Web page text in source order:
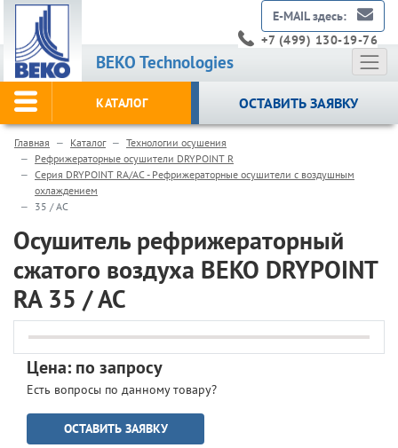
BEKO Technologies
E-MAIL здесь:
+7 (499) 130-19-76
КАТАЛОГ ОСТАВИТЬ ЗАЯВКУ
Главная Каталог
Технологии осушения
Рефрижераторные осушители DRYPOINT R
Серия DRYPOINT RA/AC - Рефрижераторные осушители с воздушным
охлаждением
35 / AC
Осушитель рефрижераторный
сжатого воздуха BEKO DRYPOINT
RA 35 / AC
Цена: по запросу
Есть вопросы по данному товару?
ОСТАВИТЬ ЗАЯВКУ